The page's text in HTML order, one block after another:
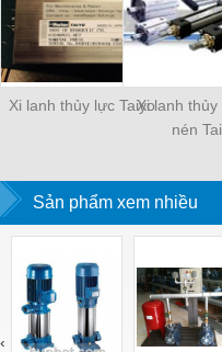
Xi lanh thủy lực TaiyoXi lanh
nén
Sản phẩm xem nhiều
‹